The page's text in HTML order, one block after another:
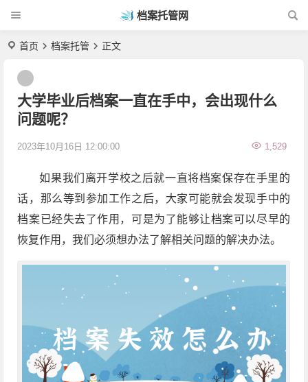
档案托管网
首页 档案托管 正文
大学毕业后档案一直在手中，会出现什么
问题呢？
2023年10月16日 12:00:00 1,529
如果我们离开学校之后就一直将档案保存在手里的
话，那么等到参加工作之后，大家可能就会发现手中的
档案已经失去了作用，可是为了能够让档案可以尽早的
恢复作用，我们必须想办法了解相关问题的解决办法。